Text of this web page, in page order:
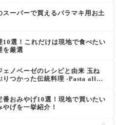
スーパーで買えるバラマキ用お土
10選！これだけは現地で食べたい
を厳選
ェノベーゼのレシピと由来 玉ね
りつかった伝統料理 -Pasta alla
番おみやげ10選！現地で買いたい
やげを一挙紹介！